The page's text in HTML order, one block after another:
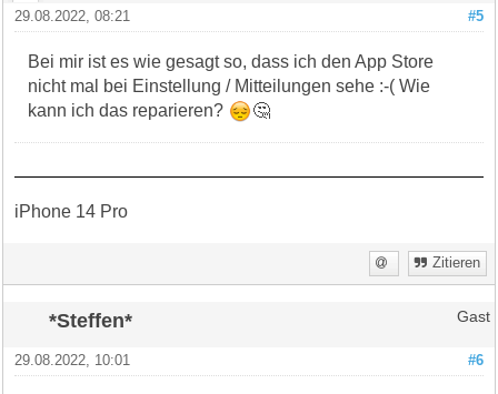
#5
29.08.2022, 08:21
Bei mir ist es wie gesagt so, dass ich den App Store
nicht mal bei Einstellung / Mitteilungen sehe :-( Wie
kann ich das reparieren?
🤔
iPhone 14 Pro
Zitieren
*Steffen* Gast
#6
29.08.2022, 10:01